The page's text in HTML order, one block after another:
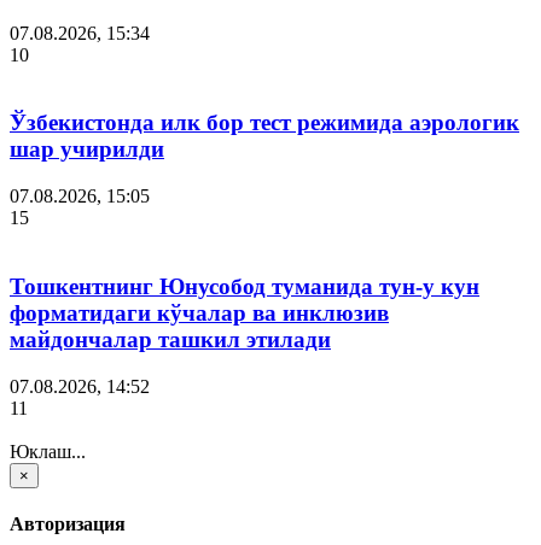
07.08.2026, 15:34
10
Ўзбекистонда илк бор тест режимида аэрологик
шар учирилди
07.08.2026, 15:05
15
Тошкентнинг Юнусобод туманида тун-у кун
форматидаги кўчалар ва инклюзив
майдончалар ташкил этилади
07.08.2026, 14:52
11
Юклаш...
×
Авторизация